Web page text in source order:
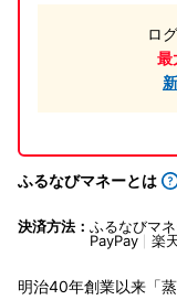
ロ
最
ふるなびマネーとは
決済方法： ふるなびマ
PayPay
楽
明治40年創業以来「